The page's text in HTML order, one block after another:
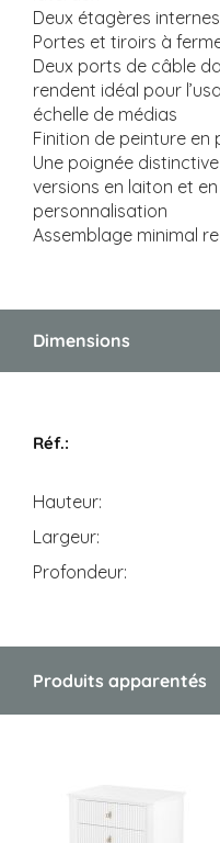
Deux étagères
Portes et tiroirs à
Deux ports de câble
rendent idéal pour
échelle de médias
Finition de peinture
Une poignée
versions en laiton et
personnalisation
Assemblage minimal
Dimensions
Hauteur
Largeur
Profondeur
Produits apparentés